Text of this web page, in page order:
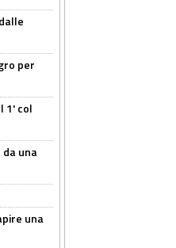
per
1' col
una
una